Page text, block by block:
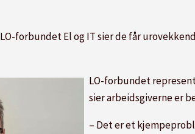
forbundet El og IT sier de får
LO-forbundet
sier arbeidsgiverne er
– Det er et